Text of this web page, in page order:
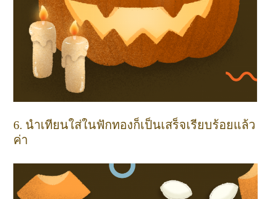
6. นำเทียนใส่ในฟักทองก็เป็นเสร็จเรียบร้อยแล้ว
ค่า